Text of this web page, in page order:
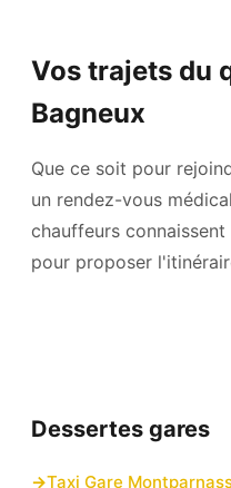
Vos trajets du
Bagneux
Que ce soit pour
un rendez-vous
chauffeurs
pour proposer
Dessertes gares
Taxi Gare